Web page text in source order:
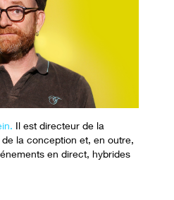
Il est directeur de la
la conception et, en outre,
en direct, hybrides